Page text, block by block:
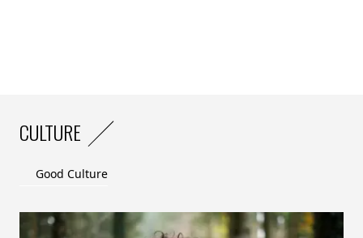
CULTURE
Good Culture